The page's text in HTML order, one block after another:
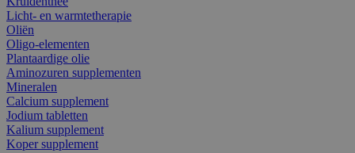
Licht- en warmtetherapie
Oliën
Oligo-elementen
Plantaardige olie
Aminozuren supplementen
Mineralen
Calcium supplement
Jodium tabletten
Kalium supplement
Koper supplement